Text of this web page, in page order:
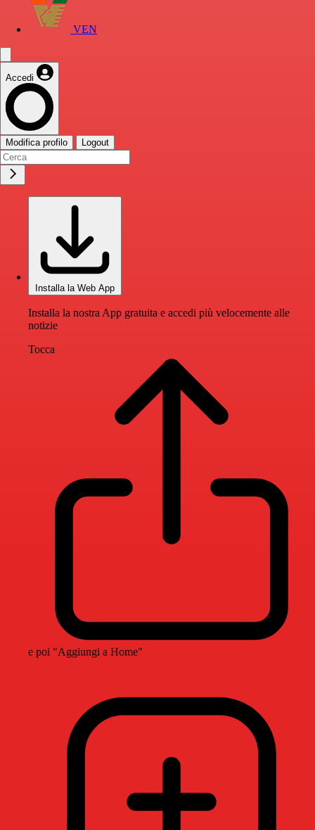
VEN
Accedi
Modifica profilo Logout
Installa la Web App
Installa la nostra App gratuita e accedi più velocemente alle
notizie
Tocca
e poi "Aggiungi a Home"